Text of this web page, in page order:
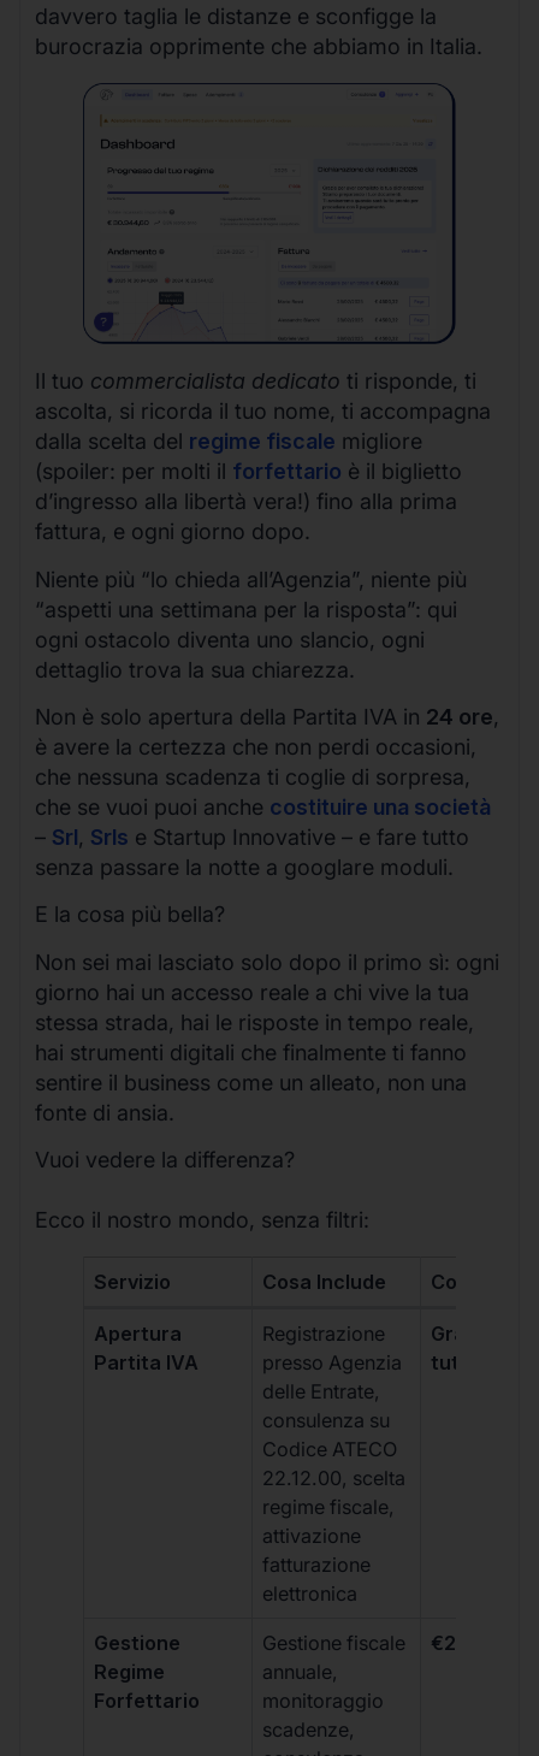
davvero taglia le distanze e sconfigge la
burocrazia opprimente che abbiamo in Italia.
Il tuo commercialista dedicato ti risponde, ti
ascolta, si ricorda il tuo nome, ti accompagna
dalla scelta del regime fiscale migliore
(spoiler: per molti il forfettario è il biglietto
d’ingresso alla libertà vera!) fino alla prima
fattura, e ogni giorno dopo.
Niente più “lo chieda all’Agenzia”, niente più
“aspetti una settimana per la risposta”: qui
ogni ostacolo diventa uno slancio, ogni
dettaglio trova la sua chiarezza.
Non è solo apertura della Partita IVA in 24 ore,
è avere la certezza che non perdi occasioni,
che nessuna scadenza ti coglie di sorpresa,
che se vuoi puoi anche costituire una società
– Srl, Srls e Startup Innovative – e fare tutto
senza passare la notte a googlare moduli.
E la cosa più bella?
Non sei mai lasciato solo dopo il primo sì: ogni
giorno hai un accesso reale a chi vive la tua
stessa strada, hai le risposte in tempo reale,
hai strumenti digitali che finalmente ti fanno
sentire il business come un alleato, non una
fonte di ansia.
Vuoi vedere la differenza?
Ecco il nostro mondo, senza filtri:
Servizio Cosa Include Costo
Apertura
Partita IVA
Registrazione
presso Agenzia
delle Entrate,
consulenza su
Codice ATECO
22.12.00, scelta
regime fiscale,
attivazione
fatturazione
elettronica
Gratis,
tutti i piani
Gestione
Regime
Forfettario
Gestione fiscale
annuale,
monitoraggio
scadenze,
€264 +